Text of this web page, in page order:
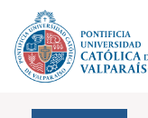
Click acá para ir